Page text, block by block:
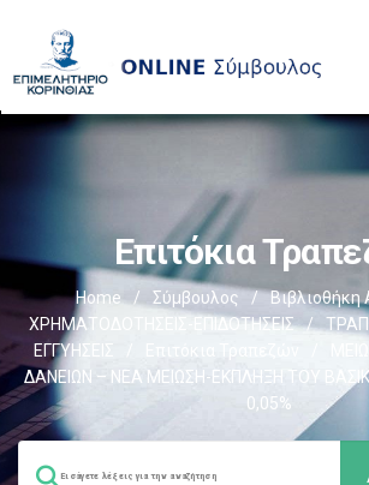
Επιτόκια
Home / Σύμβουλος / Βιβλιοθήκη
ΧΡΗΜΑΤΟΔΟΤΗΣΕΙΣ-ΕΠΙΔΟΤΗΣΕΙΣ
/
ΕΓΓΥΗΣΕΙΣ
Επιτόκια Τραπεζών
ΔΑΝΕΙΩΝ – ΝΕΑ ΜΕΙΩΣΗ-ΕΚΠΛΗΞΗ ΤΟΥ
0,05%